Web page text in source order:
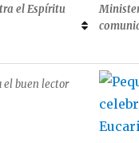
el Espíritu
el buen lector